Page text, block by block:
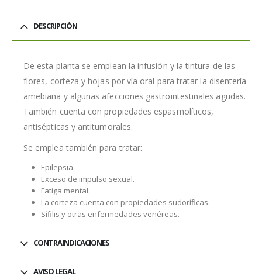
DESCRIPCIÓN
De esta planta se emplean la infusión y la tintura de las
flores, corteza y hojas por vía oral para tratar la disentería
amebiana y algunas afecciones gastrointestinales agudas.
También cuenta con propiedades espasmolíticos,
antisépticas y antitumorales.
Se emplea también para tratar:
Epilepsia.
Exceso de impulso sexual.
Fatiga mental.
La corteza cuenta con propiedades sudoríficas.
Sífilis y otras enfermedades venéreas.
CONTRAINDICACIONES
AVISO LEGAL